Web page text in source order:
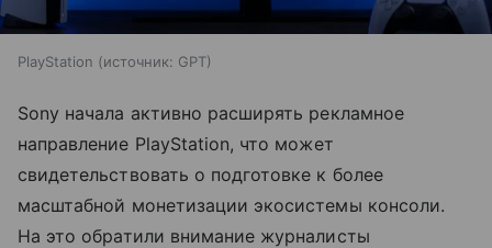
PlayStation источник: GPT
Sony начала активно расширять рекламное
направление PlayStation, что может
свидетельствовать о подготовке к более
масштабной монетизации экосистемы консоли.
На это обратили внимание журналисты